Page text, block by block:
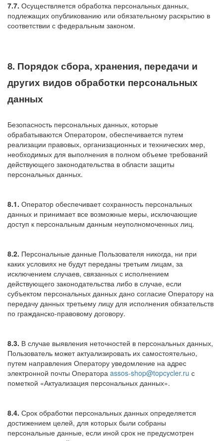
7.7. Осуществляется обработка персональных данных,
подлежащих опубликованию или обязательному раскрытию в
соответствии с федеральным законом.
8. Порядок сбора, хранения, передачи и
других видов обработки персональных
данных
Безопасность персональных данных, которые
обрабатываются Оператором, обеспечивается путем
реализации правовых, организационных и технических мер,
необходимых для выполнения в полном объеме требований
действующего законодательства в области защиты
персональных данных.
8.1. Оператор обеспечивает сохранность персональных
данных и принимает все возможные меры, исключающие
доступ к персональным данным неуполномоченных лиц.
8.2. Персональные данные Пользователя никогда, ни при
каких условиях не будут переданы третьим лицам, за
исключением случаев, связанных с исполнением
действующего законодательства либо в случае, если
субъектом персональных данных дано согласие Оператору на
передачу данных третьему лицу для исполнения обязательств
по гражданско-правовому договору.
8.3. В случае выявления неточностей в персональных данных,
Пользователь может актуализировать их самостоятельно,
путем направления Оператору уведомление на адрес
электронной почты Оператора assos-shop@topcycler.ru с
пометкой «Актуализация персональных данных».
8.4. Срок обработки персональных данных определяется
достижением целей, для которых были собраны
персональные данные, если иной срок не предусмотрен